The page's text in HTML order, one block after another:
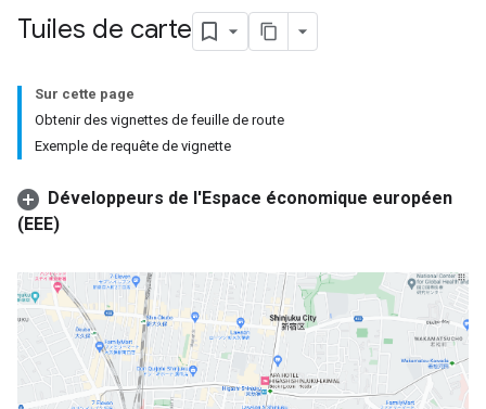
Tuiles de carte
Sur cette page
Obtenir des vignettes de feuille de route
Exemple de requête de vignette
Développeurs de l'Espace économique européen
(EEE)